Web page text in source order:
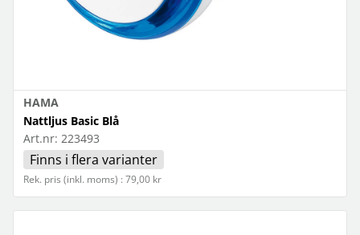
HAMA
Nattljus Basic Blå
Art.nr: 223493
Finns i flera varianter
Rek. pris (inkl. moms) : 79,00 kr